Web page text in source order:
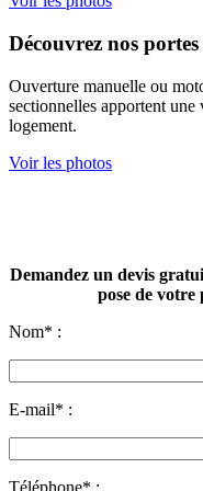
Découvrez nos
Ouverture manuelle ou
sectionnelles apportent
logement.
Voir les photos
Demandez un devis
pose de votre
Nom* :
E-mail* :
Téléphone* :